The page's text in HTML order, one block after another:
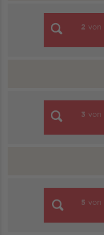
2 von
3 von
5 von